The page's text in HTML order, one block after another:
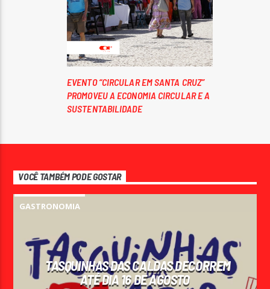
EVENTO “CIRCULAR EM SANTA CRUZ”
PROMOVEU A ECONOMIA CIRCULAR E A
SUSTENTABILIDADE
VOCÊ TAMBÉM PODE GOSTAR
GASTRONOMIA
TASQUINHAS DAS CALDAS DECORREM
ATÉ DIA 16 DE AGOSTO